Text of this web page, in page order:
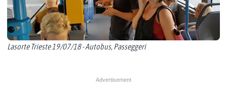
Lasorte Trieste 19/07/18 - Autobus, Passeggeri